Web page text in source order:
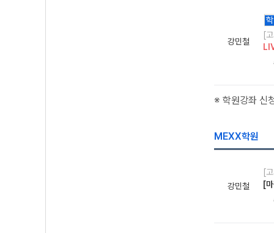
강민철
학
[
※ 학원강좌 신
MEXX학원
강민철
[
[